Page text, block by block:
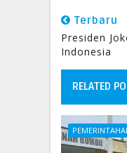
Terbaru
Presiden
Indonesia
RELATED